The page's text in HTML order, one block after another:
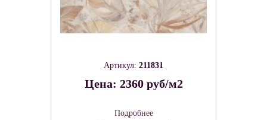
Артикул: 211831
Цена: 2360 руб/м2
Подробнее